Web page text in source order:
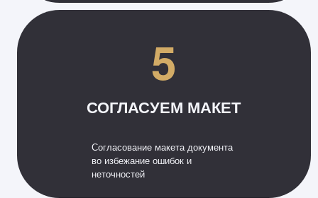
5
СОГЛАСУЕМ МАКЕТ
Согласование макета документа
во избежание ошибок и
неточностей